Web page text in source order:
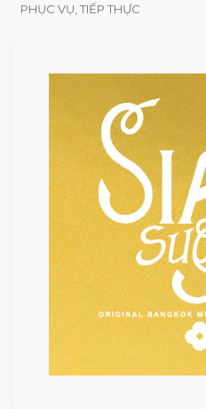
PHỤC VỤ, TIẾP THỰC